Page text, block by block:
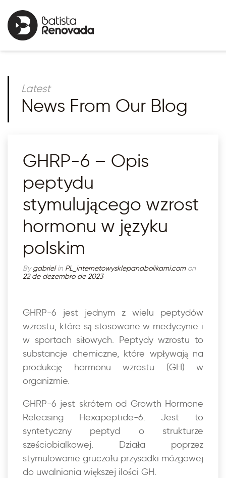
Latest
News From Our Blog
GHRP-6 – Opis
peptydu
stymulującego wzrost
hormonu w języku
polskim
Bygabrielin PL_internetowysklepanabolikami.comon
22 de dezembro de 2023
GHRP-6 jest jednym z wielu peptydów
wzrostu, które są stosowane w medycynie i
w sportach siłowych. Peptydy wzrostu to
substancje chemiczne, które wpływają na
produkcję hormonu wzrostu (GH) w
organizmie.
GHRP-6 jest skrótem od Growth Hormone
Releasing Hexapeptide-6. Jest to
syntetyczny peptyd o strukturze
sześciobialkowej. Działa poprzez
stymulowanie gruczołu przysadki mózgowej
do uwalniania większej ilości GH.